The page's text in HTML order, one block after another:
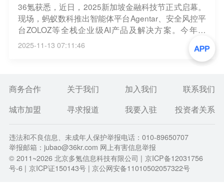
36氪获悉，近日，2025新加坡金融科技节正式启幕。
现场，蚂蚁数科推出智能体平台Agentar、安全风控平
台ZOLOZ等全栈企业级AI产品及解决方案。今年以
来，蚂蚁数科持续发力全球化战略，加速AI产品与服
务出海。目前，蚂蚁数科已经联合300多个合作伙
伴，服务全球超过1.3万家企业客户，覆盖亚洲、中
2025-11-13 07:11:46
商务合作 关于我们 加入我们
联系我们
城市加盟
寻求报道 我要入驻 投资者关系
违法和不良信息、未成年人保护举报电话：010-89650707
举报邮箱：jubao@36kr.com 网上有害信息举报
© 2011~2026北京多氪信息科技有限公司 | 京ICP备12031756
号-6 | 京ICP证150143号 | 京公网安备11010502057322号